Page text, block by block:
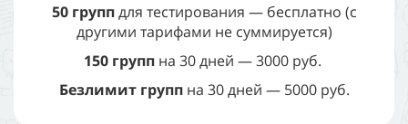
50 группдля тестирования — бесплатно (с
другими тарифами не суммируется)
150 группна 30 дней — 3000 руб.
Безлимит группна 30 дней — 5000 руб.